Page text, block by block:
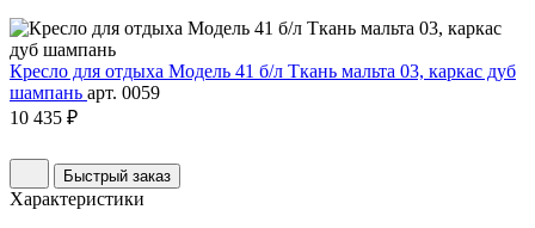
Кресло для отдыха Модель 41 б/л Ткань мальта 03, каркас дуб
шампань арт. 0059
10 435 ₽
Быстрый заказ
Характеристики